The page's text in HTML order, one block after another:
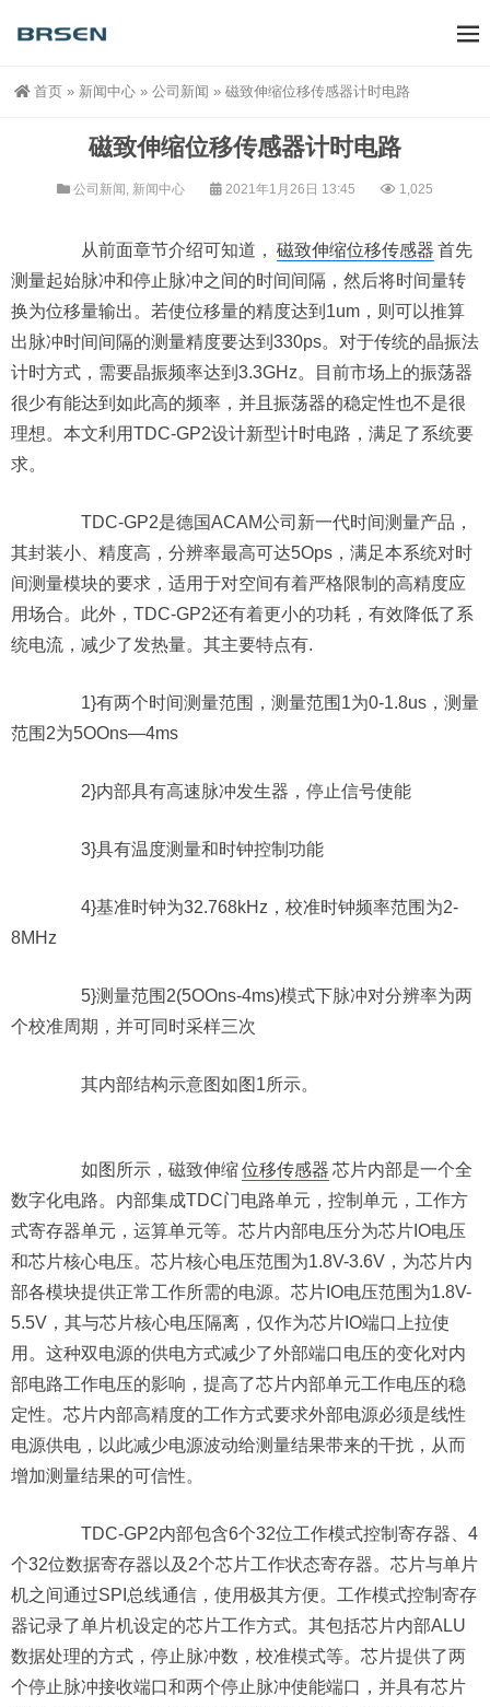
首页 » 新闻中心 » 公司新闻 » 磁致伸缩位移传感器计时电路
磁致伸缩位移传感器计时电路
公司新闻 , 新闻中心 2021年1月26日 13:45 1,025
从前面章节介绍可知道， 磁致伸缩位移传感器 首先
测量起始脉冲和停止脉冲之间的时间间隔，然后将时间量转
换为位移量输出。若使位移量的精度达到1um，则可以推算
出脉冲时间间隔的测量精度要达到330ps。对于传统的晶振法
计时方式，需要晶振频率达到3.3GHz。目前市场上的振荡器
很少有能达到如此高的频率，并且振荡器的稳定性也不是很
理想。本文利用TDC-GP2设计新型计时电路，满足了系统要
求。
TDC-GP2是德国ACAM公司新一代时间测量产品，
其封装小、精度高，分辨率最高可达5Ops，满足本系统对时
间测量模块的要求，适用于对空间有着严格限制的高精度应
用场合。此外，TDC-GP2还有着更小的功耗，有效降低了系
统电流，减少了发热量。其主要特点有.
1}有两个时间测量范围，测量范围1为0-1.8us，测量
范围2为5OOns—4ms
2}内部具有高速脉冲发生器，停止信号使能
3}具有温度测量和时钟控制功能
4}基准时钟为32.768kHz，校准时钟频率范围为2-
8MHz
5}测量范围2(5OOns-4ms)模式下脉冲对分辨率为两
个校准周期，并可同时采样三次
其内部结构示意图如图1所示。
如图所示，磁致伸缩位移传感器 芯片内部是一个全
数字化电路。内部集成TDC门电路单元，控制单元，工作方
式寄存器单元，运算单元等。芯片内部电压分为芯片IO电压
和芯片核心电压。芯片核心电压范围为1.8V-3.6V，为芯片内
部各模块提供正常工作所需的电源。芯片IO电压范围为1.8V-
5.5V，其与芯片核心电压隔离，仅作为芯片IO端口上拉使
用。这种双电源的供电方式减少了外部端口电压的变化对内
部电路工作电压的影响，提高了芯片内部单元工作电压的稳
定性。芯片内部高精度的工作方式要求外部电源必须是线性
电源供电，以此减少电源波动给测量结果带来的干扰，从而
增加测量结果的可信性。
TDC-GP2内部包含6个32位工作模式控制寄存器、4
个32位数据寄存器以及2个芯片工作状态寄存器。芯片与单片
机之间通过SPI总线通信，使用极其方便。工作模式控制寄存
器记录了单片机设定的芯片工作方式。其包括芯片内部ALU
数据处理的方式，停止脉冲数，校准模式等。芯片提供了两
个停止脉冲接收端口和两个停止脉冲使能端口，并具有芯片